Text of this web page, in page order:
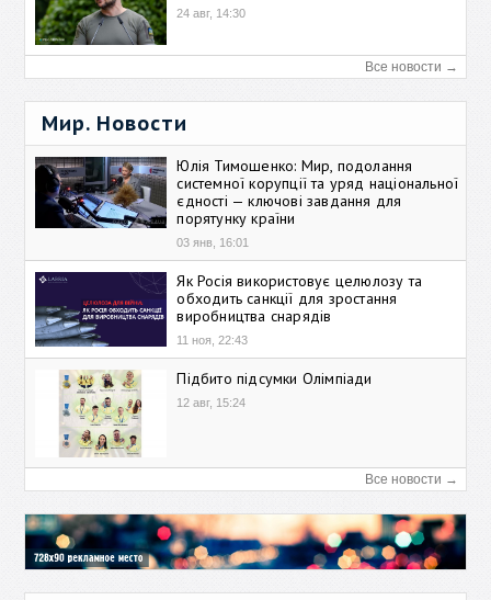
24 авг, 14:30
Все новости →
Мир. Новости
Юлія Тимошенко: Мир, подолання
системної корупції та уряд національної
єдності — ключові завдання для
порятунку країни
03 янв, 16:01
Як Росія використовує целюлозу та
обходить санкції для зростання
виробництва снарядів
11 ноя, 22:43
Підбито підсумки Олімпіади
12 авг, 15:24
Все новости →